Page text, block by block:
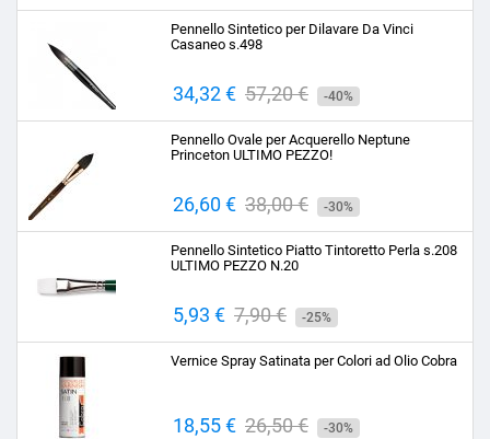
base
Pennello Sintetico per Dilavare Da Vinci
Casaneo s.498
Prezzo
34,32 € Prezzo
base
57,20 € -40%
Pennello Ovale per Acquerello Neptune
Princeton ULTIMO PEZZO!
Prezzo
26,60 € Prezzo
base
38,00 € -30%
Pennello Sintetico Piatto Tintoretto Perla s.208
ULTIMO PEZZO N.20
Prezzo
5,93 € Prezzo
base
7,90 € -25%
Vernice Spray Satinata per Colori ad Olio Cobra
Prezzo
18,55 € Prezzo
26,50 € -30%